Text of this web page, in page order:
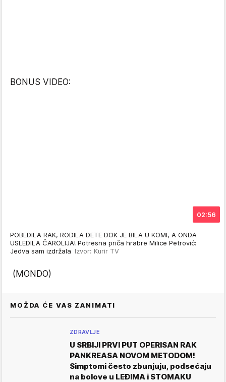
BONUS VIDEO:
02:56
POBEDILA RAK, RODILA DETE DOK JE BILA U KOMI, A ONDA
USLEDILA ČAROLIJA! Potresna priča hrabre Milice Petrović:
Jedva sam izdržala Izvor: Kurir TV
(MONDO)
MOŽDA ĆE VAS ZANIMATI
ZDRAVLJE
U SRBIJI PRVI PUT OPERISAN RAK
PANKREASA NOVOM METODOM!
Simptomi često zbunjuju, podsećaju
na bolove u LEĐIMA i STOMAKU